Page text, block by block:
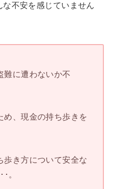
不安を感じていません
難に遭わないか不
め、現金の持ち歩きを
歩き方について安全な
。